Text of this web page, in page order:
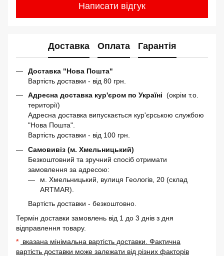
Написати відгук
Доставка Оплата Гарантія
Доставка "Нова Пошта"
Вартість доставки - від 80 грн.
Адресна доставка кур'єром по Україні (окрім т.о.
території)
Адресна доставка випускається кур'єрською службою
"Нова Пошта".
Вартість доставки - від 100 грн.
Самовивіз (м. Хмельницький)
Безкоштовний та зручний спосіб отримати
замовлення за адресою:
м. Хмельницький, вулиця Геологів, 20 (склад
ARTMAR).
Вартість доставки - безкоштовно.
Термін доставки замовлень від 1 до 3 днів з дня
відправлення товару.
* вказана мінімальна вартість доставки. Фактична
вартість доставки може залежати від різних факторів